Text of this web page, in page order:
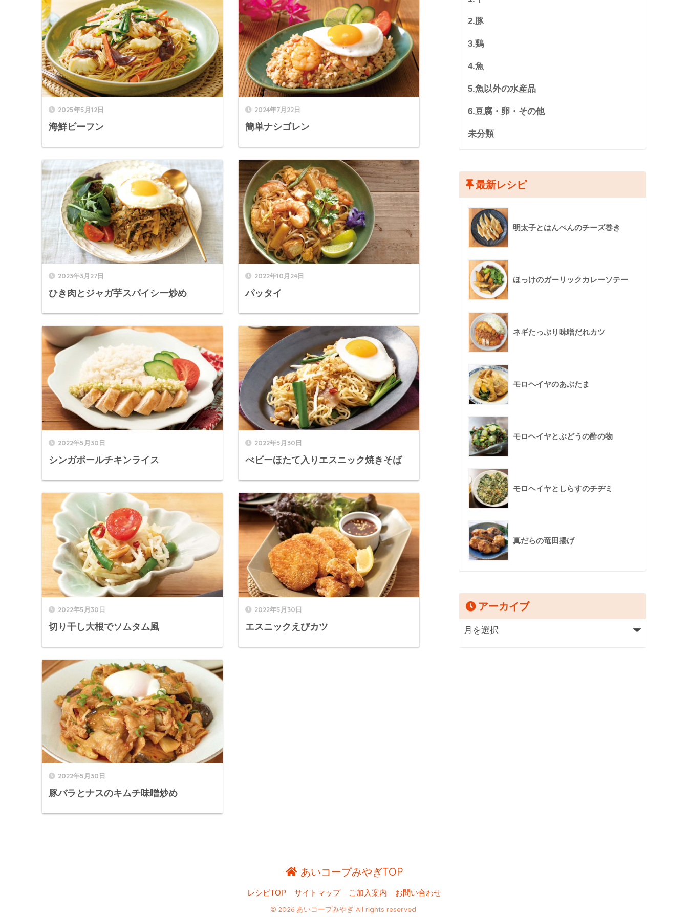
2025年5月12日
海鮮ビーフン
2024年7月22日
簡単ナシゴレン
2023年3月27日
ひき肉とジャガ芋スパイシー炒め
2022年10月24日
パッタイ
2022年5月30日
シンガポールチキンライス
2022年5月30日
べビーほたて入りエスニック焼きそば
2022年5月30日
切り干し大根でソムタム風
2022年5月30日
エスニックえびカツ
2022年5月30日
豚バラとナスのキムチ味噌炒め
2.豚
3.鶏
4.魚
5.魚以外の水産品
6.豆腐・卵・その他
未分類
最新レシピ
明太子とはんぺんのチーズ巻き
ほっけのガーリックカレーソテー
ネギたっぷり味噌だれカツ
モロヘイヤのあぶたま
モロヘイヤとぶどうの酢の物
モロヘイヤとしらすのチヂミ
真だらの竜田揚げ
アーカイブ
あいコープみやぎTOP
レシピTOP サイトマップ ご加入案内 お問い合わせ
© 2026 あいコープみやぎ All rights reserved.